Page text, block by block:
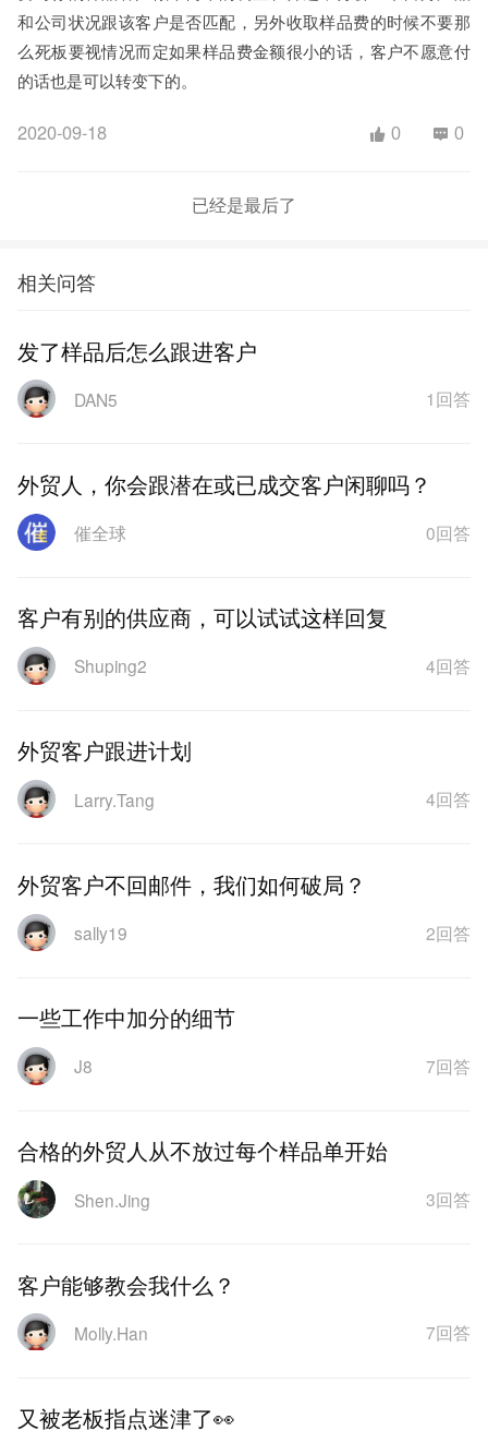
和公司状况跟该客户是否匹配，另外收取样品费的时候不要那
么死板要视情况而定如果样品费金额很小的话，客户不愿意付
的话也是可以转变下的。
2020-09-18 0
0
已经是最后了
相关问答
发了样品后怎么跟进客户
DAN5 1回答
外贸人，你会跟潜在或已成交客户闲聊吗？
催全球 0回答
客户有别的供应商，可以试试这样回复
Shuping2 4回答
外贸客户跟进计划
Larry.Tang 4回答
外贸客户不回邮件，我们如何破局？
sally19 2回答
一些工作中加分的细节
J8 7回答
合格的外贸人从不放过每个样品单开始
Shen.Jing 3回答
客户能够教会我什么？
Molly.Han 7回答
又被老板指点迷津了👀